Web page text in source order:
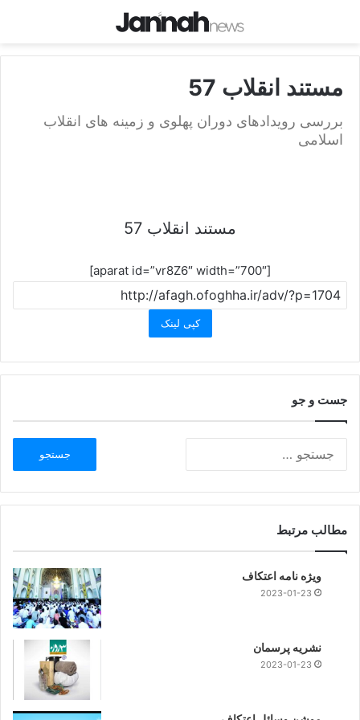
مستند انقلاب 57
بررسی رویدادهای دوران پهلوی و زمینه های انقلاب
اسلامی
مستند انقلاب 57
[aparat id=”vr8Z6″ width=”700″]
کپی لینک
جست و جو
مطالب مرتبط
ویژه نامه اعتکاف
2023-01-23
نشریه پرسمان
2023-01-23